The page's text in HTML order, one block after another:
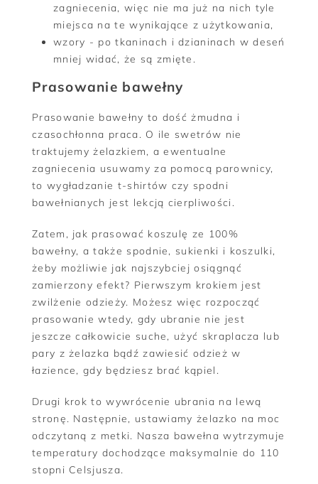
zagniecenia, więc nie ma już na nich tyle
miejsca na te wynikające z użytkowania,
wzory - po tkaninach i dzianinach w deseń
mniej widać, że są zmięte.
Prasowanie bawełny
Prasowanie bawełny to dość żmudna i
czasochłonna praca. O ile swetrów nie
traktujemy żelazkiem, a ewentualne
zagniecenia usuwamy za pomocą parownicy,
to wygładzanie t-shirtów czy spodni
bawełnianych jest lekcją cierpliwości.
Zatem, jak prasować koszulę ze 100%
bawełny, a także spodnie, sukienki i koszulki,
żeby możliwie jak najszybciej osiągnąć
zamierzony efekt? Pierwszym krokiem jest
zwilżenie odzieży. Możesz więc rozpocząć
prasowanie wtedy, gdy ubranie nie jest
jeszcze całkowicie suche, użyć skraplacza lub
pary z żelazka bądź zawiesić odzież w
łazience, gdy będziesz brać kąpiel.
Drugi krok to wywrócenie ubrania na lewą
stronę. Następnie, ustawiamy żelazko na moc
odczytaną z metki. Nasza bawełna wytrzymuje
temperatury dochodzące maksymalnie do 110
stopni Celsjusza.